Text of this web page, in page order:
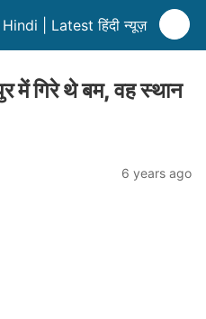
| Latest हिंदी न्यूज़
में गिरे थे बम, वह स्थान
6 years ago